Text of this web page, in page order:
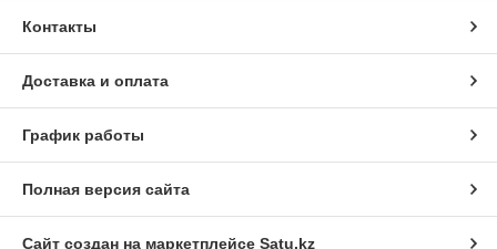
Контакты
Доставка и оплата
График работы
Полная версия сайта
Сайт создан на маркетплейсе Satu.kz